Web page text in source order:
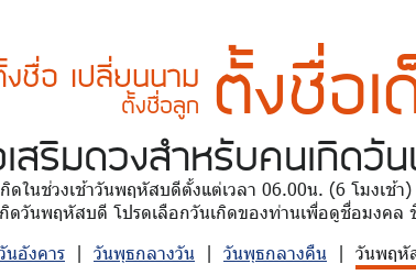
ชื่อ เปลี่ยนนาม
ตั้งชื่อลูก ตั้งชื่อเ
สริมดวงสำหรับคนเกิดวั
ในช่วงเช้าวันพฤหัสบดีตั้งแต่เวลา 06.00น. (6 โมงเช้
ดวันพฤหัสบดี โปรดเลือกวันเกิดของท่านเพื่อดูชื่อมงคล
นอังคาร | วันพุธกลางวัน | วันพุธกลางคืน | วันพฤหั